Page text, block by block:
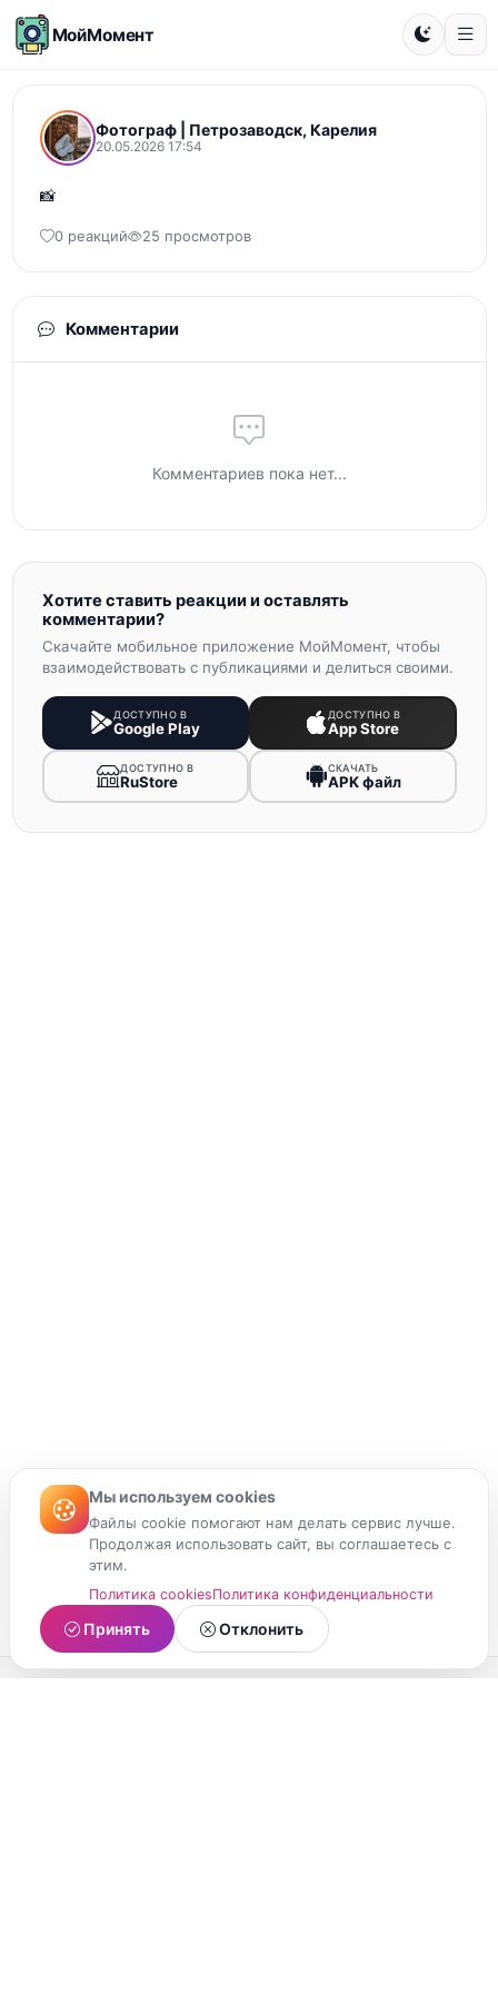
МойМомент
Фотограф | Петрозаводск, Карелия
20.05.2026 17:54
📸
0 реакций 25 просмотров
Комментарии
Комментариев пока нет...
Хотите ставить реакции и оставлять
комментарии?
Скачайте мобильное приложение МойМомент, чтобы
взаимодействовать с публикациями и делиться своими.
ДОСТУПНО В
Google Play
ДОСТУПНО В
App Store
ДОСТУПНО В
RuStore
СКАЧАТЬ
APK файл
Мы используем cookies
Файлы cookie помогают нам делать сервис лучше.
Продолжая использовать сайт, вы соглашаетесь с
этим.
Политика cookiesПолитика конфиденциальности
Принять Отклонить